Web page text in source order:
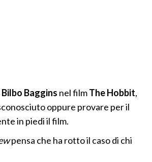
Bilbo Baggins nel filmThe Hobbit,
oppure provare per il
in piedi il film.
pensa che ha rotto il caso di chi